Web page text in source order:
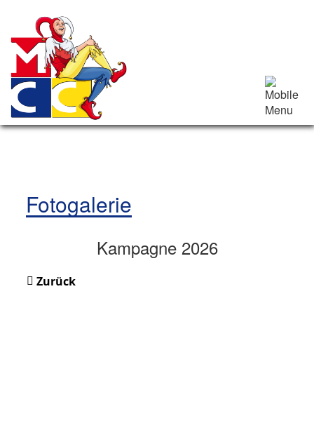
Fotogalerie
Kampagne 2026
Zurück